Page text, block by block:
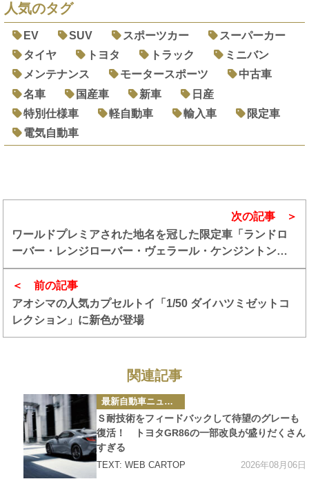
人気のタグ
EV SUV スポーツカー
スーパーカー
タイヤ
トヨタ トラック
ミニバン
メンテナンス
モータースポーツ
中古車
名車
国産車 新車
日産
特別仕様車
軽自動車 輸入車
限定車
電気自動車
前の記事
アオシマの人気カプセルトイ「1/50 ダイハツミゼットコ
レクション」に新色が登場
次の記事
ワールドプレミアされた地名を冠した限定車「ランドロ
ーバー・レンジローバー・ヴェラール・ケンジントン」
発売
関連記事
カ
テ
ゴ
リ
ー
最新自動車ニュース
Ｓ耐技術をフィードバックして待望のグレーも
復活！ トヨタGR86の一部改良が盛りだくさん
すぎる
TEXT: WEB CARTOP 2026年08月06日